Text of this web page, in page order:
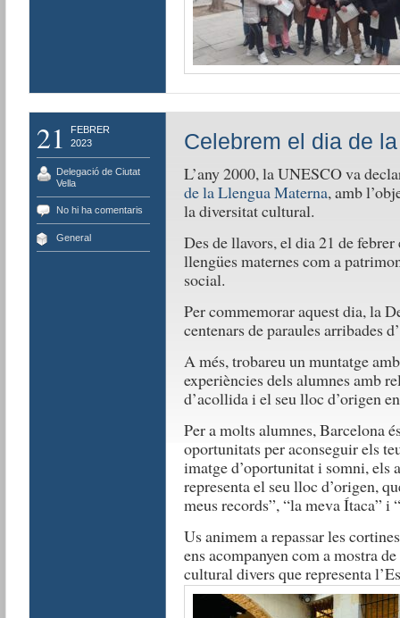
21
FEBRER
2023
Delegació de Ciutat
Vella
No hi ha comentaris
General
Celebrem el dia de
L’any 2000, la UNESCO va
de la Llengua Materna, amb
la diversitat cultural.
Des de llavors, el dia 21 de
llengües maternes com a
social.
Per commemorar aquest dia, la
centenars de paraules arribades
A més, trobareu un muntatge
experiències dels alumnes amb
d’acollida i el seu lloc d’origen
Per a molts alumnes, Barcelona
oportunitats per aconseguir els
imatge d’oportunitat i somni, els
representa el seu lloc d’origen,
meus records”, “la meva Ítaca” i
Us animem a repassar les
ens acompanyen com a mostra
cultural divers que representa